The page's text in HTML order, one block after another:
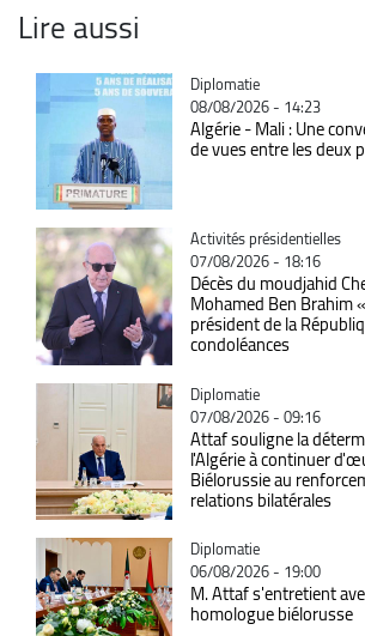
Lire aussi
Catégorie
Diplomatie
08/08/2026 - 14:23
Algérie - Mali : Une
de vues entre les deux
Catégorie
Activités présidentielles
07/08/2026 - 18:16
Décès du moudjahid
Mohamed Ben Brahim
président de la
condoléances
Catégorie
Diplomatie
07/08/2026 - 09:16
Attaf souligne la
l'Algérie à continuer
Biélorussie au
relations bilatérales
Catégorie
Diplomatie
06/08/2026 - 19:00
M. Attaf s'entretient
homologue biélorusse